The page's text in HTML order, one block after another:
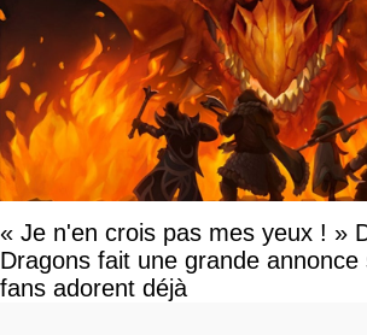
« Je n'en crois pas mes yeux ! »
Dragons fait une grande
fans adorent déjà